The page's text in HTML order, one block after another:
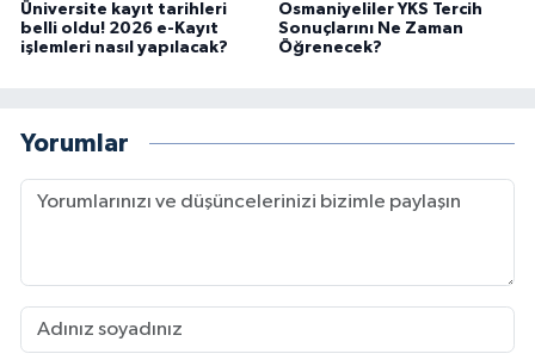
Üniversite kayıt tarihleri
belli oldu! 2026 e-Kayıt
işlemleri nasıl yapılacak?
Osmaniyeliler YKS Tercih
Sonuçlarını Ne Zaman
Öğrenecek?
Yorumlar